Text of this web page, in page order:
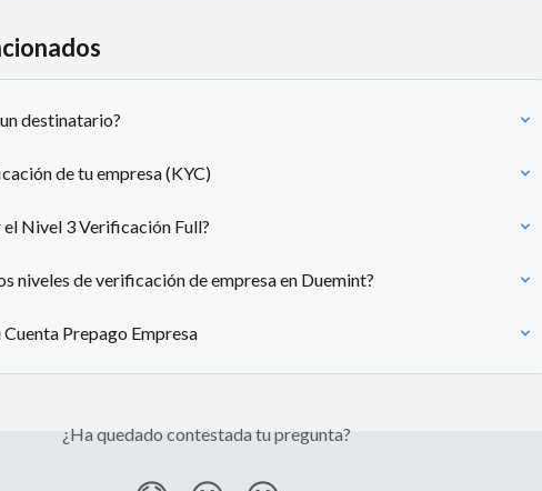
destinatario?
de tu empresa (KYC)
el Nivel 3 Verificación Full?
niveles de verificación de empresa en Duemint?
Prepago Empresa
¿Ha quedado contestada tu pregunta?